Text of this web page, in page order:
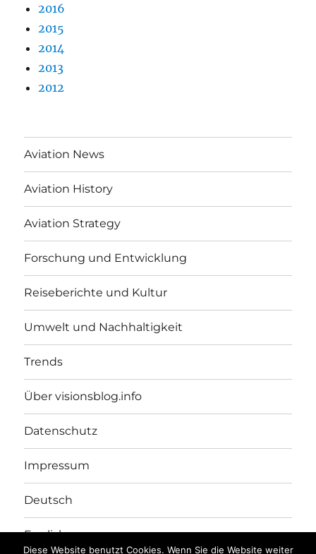
2016
2015
2014
2013
2012
Aviation News
Aviation History
Aviation Strategy
Forschung und Entwicklung
Reiseberichte und Kultur
Umwelt und Nachhaltigkeit
Trends
Über visionsblog.info
Datenschutz
Impressum
Deutsch
English
Diese Website benutzt Cookies. Wenn Sie die Website weiter